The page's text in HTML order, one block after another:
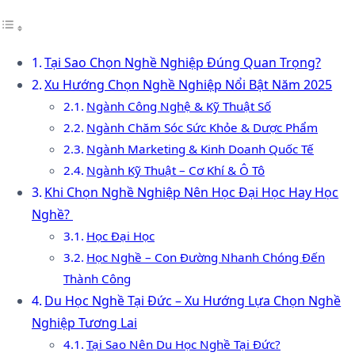
Tại Sao Chọn Nghề Nghiệp Đúng Quan Trọng?
Xu Hướng Chọn Nghề Nghiệp Nổi Bật Năm 2025
Ngành Công Nghệ & Kỹ Thuật Số
Ngành Chăm Sóc Sức Khỏe & Dược Phẩm
Ngành Marketing & Kinh Doanh Quốc Tế
Ngành Kỹ Thuật – Cơ Khí & Ô Tô
Khi Chọn Nghề Nghiệp Nên Học Đại Học Hay Học
Nghề?
Học Đại Học
Học Nghề – Con Đường Nhanh Chóng Đến
Thành Công
Du Học Nghề Tại Đức – Xu Hướng Lựa Chọn Nghề
Nghiệp Tương Lai
Tại Sao Nên Du Học Nghề Tại Đức?